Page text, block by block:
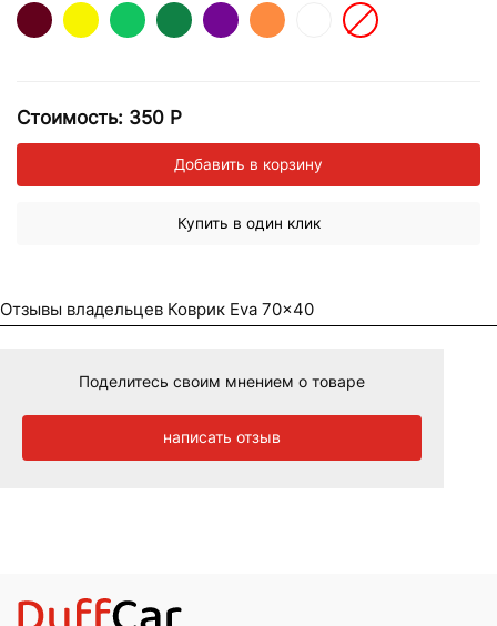
Стоимость: 350 Р
Добавить в корзину
Купить в один клик
Отзывы владельцев Коврик Eva 70×40
Поделитесь своим мнением о товаре
написать отзыв